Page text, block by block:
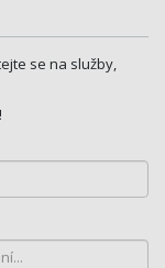
se na služby,